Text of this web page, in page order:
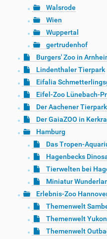
Walsrode
Wien
Wuppertal
gertrudenhof
Burgers' Zoo in
Lindenthaler Tierpark
Eifalia
Eifel-Zoo Lünebach-
Der Aachener
Der GaiaZOO in
Hamburg
Das Tropen-
Hagenbecks
Tierwelten bei
Miniatur
Erlebnis-Zoo
Themenwelt
Themenwelt
Themenwelt